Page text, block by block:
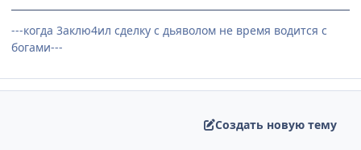
---когда 3аклю4ил сделку с дьяволом не время водится с
богами---
Создать новую тему